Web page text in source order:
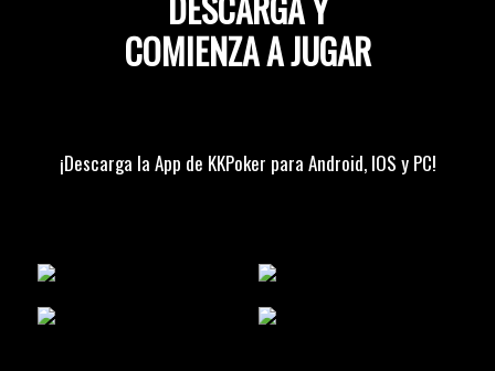
COMIENZA A JUGAR
¡Descarga la App de KKPoker para Android, IOS y PC!